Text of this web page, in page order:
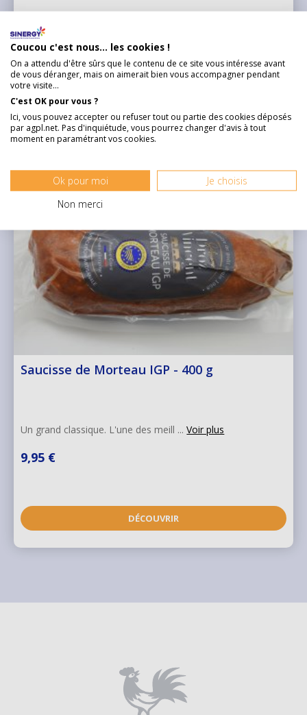
Spécialité incontournable de Franch ...
5,95 €
DÉCOUVRIR
Saucisse de Morteau IGP - 400 g
Un grand classique. L'une des meill ...Voir plus
9,95 €
DÉCOUVRIR
Coucou c'est nous... les cookies !
On a attendu d'être sûrs que le contenu de ce site vous intéresse avant
de vous déranger, mais on aimerait bien vous accompagner pendant
votre visite...
C'est OK pour vous ?
Ici, vous pouvez accepter ou refuser tout ou partie des cookies déposés
par agpl.net. Pas d'inquiétude, vous pourrez changer d'avis à tout
moment en paramétrant vos cookies.
Ok pour moi
Je choisis
Non merci